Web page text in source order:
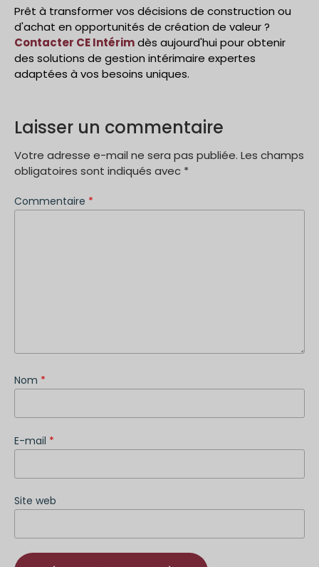
Prêt à transformer vos décisions de construction ou
d'achat en opportunités de création de valeur ?
Contacter CE Intérimdès aujourd'hui pour obtenir
des solutions de gestion intérimaire expertes
adaptées à vos besoins uniques.
Laisser un commentaire
Votre adresse e-mail ne sera pas publiée. Les champs
obligatoires sont indiqués avec *
Commentaire *
Nom *
E-mail *
Site web